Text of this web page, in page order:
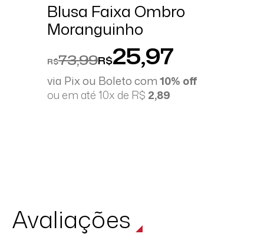
Blusa Faixa Ombro
Moranguinho
R$73,99R$25,97
via Pix ou Boleto com10% off
ou em até 10x de R$ 2,89
Avaliações